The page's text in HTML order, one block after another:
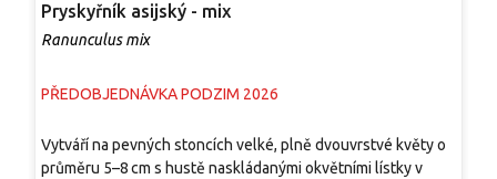
Pryskyřník asijský - mix
Ranunculus mix
PŘEDOBJEDNÁVKA PODZIM 2026
Vytváří na pevných stoncích velké, plně dvouvrstvé květy o
průměru 5–8 cm s hustě naskládanými okvětními lístky v